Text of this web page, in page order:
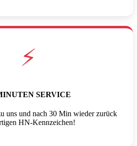
⚡
SERVICE
uns und nach 30 Min wieder zurück
HN-Kennzeichen!